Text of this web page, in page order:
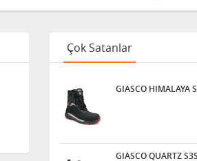
Çok Satanlar
GIASCO HIMALAYA
GIASCO QUARTZ